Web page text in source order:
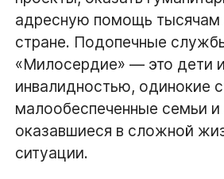
адресную помощь тысячам
стране. Подопечные
«Милосердие» — это дети
инвалидностью, одинокие
малообеспеченные семьи
оказавшиеся в сложной
ситуации.